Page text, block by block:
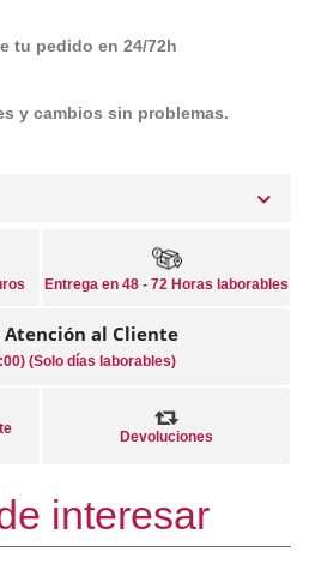
tu pedido en 24/72h
y cambios sin problemas.
Entrega en 48 - 72 Horas laborables
Atención al Cliente
(Solo días laborables)
Devoluciones
interesar